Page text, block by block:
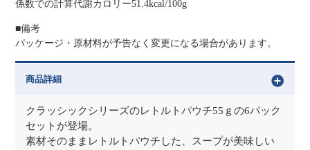
係数での計算代謝カロリー51.4kcal/100g
■備考
パッケージ・原材料が予告なく変更になる場合があります。
商品詳細
クラッシックシリーズのレトルトパウチ55ｇの6パック
セットが登場。
素材そのままレトルトパウチした、スープが美味しい